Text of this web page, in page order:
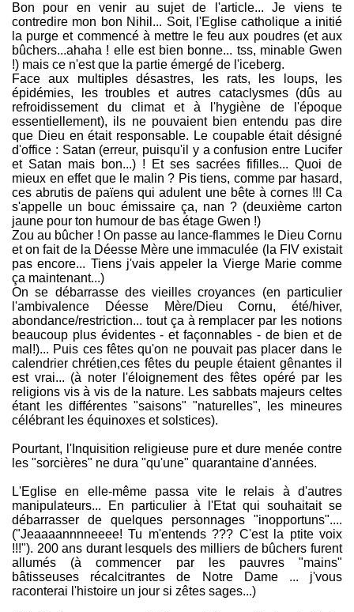
Bon pour en venir au sujet de l'article... Je viens te
contredire mon bon Nihil... Soit, l'Eglise catholique a initié
la purge et commencé à mettre le feu aux poudres (et aux
bûchers...ahaha ! elle est bien bonne... tss, minable Gwen
!) mais ce n'est que la partie émergé de l'iceberg.
Face aux multiples désastres, les rats, les loups, les
épidémies, les troubles et autres cataclysmes (dûs au
refroidissement du climat et à l'hygiène de l'époque
essentiellement), ils ne pouvaient bien entendu pas dire
que Dieu en était responsable. Le coupable était désigné
d'office : Satan (erreur, puisqu'il y a confusion entre Lucifer
et Satan mais bon...) ! Et ses sacrées fifilles... Quoi de
mieux en effet que le malin ? Pis tiens, comme par hasard,
ces abrutis de païens qui adulent une bête à cornes !!! Ca
s'appelle un bouc émissaire ça, nan ? (deuxième carton
jaune pour ton humour de bas étage Gwen !)
Zou au bûcher ! On passe au lance-flammes le Dieu Cornu
et on fait de la Déesse Mère une immaculée (la FIV existait
pas encore... Tiens j'vais appeler la Vierge Marie comme
ça maintenant...)
On se débarrasse des vieilles croyances (en particulier
l'ambivalence Déesse Mère/Dieu Cornu, été/hiver,
abondance/restriction... tout ça à remplacer par les notions
beaucoup plus évidentes - et façonnables - de bien et de
mal!)... Puis ces fêtes qu'on ne pouvait pas placer dans le
calendrier chrétien,ces fêtes du peuple étaient gênantes il
est vrai... (à noter l'éloignement des fêtes opéré par les
religions vis à vis de la nature. Les sabbats majeurs celtes
étant les différentes "saisons" "naturelles", les mineures
célébrant les équinoxes et solstices).
Pourtant, l'Inquisition religieuse pure et dure menée contre
les "sorcières" ne dura "qu'une" quarantaine d'années.
L'Eglise en elle-même passa vite le relais à d'autres
manipulateurs... En particulier à l'Etat qui souhaitait se
débarrasser de quelques personnages "inopportuns"....
("Jeaaaannnneeee! Tu m'entends ??? C'est la ptite voix
!!!"). 200 ans durant lesquels des milliers de bûchers furent
allumés (à commencer par les pauvres "mains"
bâtisseuses récalcitrantes de Notre Dame ... j'vous
raconterai l'histoire un jour si zêtes sages...)